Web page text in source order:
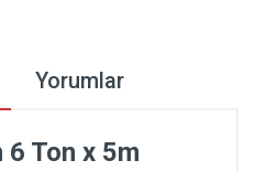
Yorumlar
Ton x 5m